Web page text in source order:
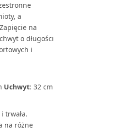
a
na
o długości
i
Uchwyt: 32 cm
trwała.
na różne